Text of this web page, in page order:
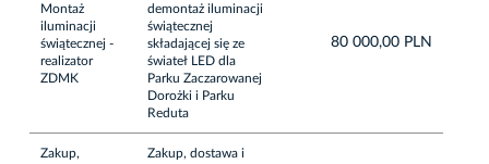
Montaż
iluminacji
świątecznej -
realizator
ZDMK
demontaż iluminacji
świątecznej
składającej się ze
świateł LED dla
Parku Zaczarowanej
Dorożki i Parku
Reduta
80 000,00 PLN
Zakup,
Zakup, dostawa i